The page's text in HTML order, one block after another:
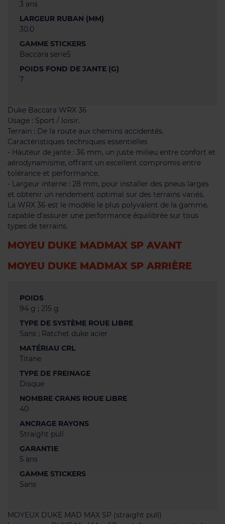
3 ans
LARGEUR RUBAN (MM)
30.0
GAMME STICKERS
Baccara serie5
POIDS FOND DE JANTE (G)
7
Duke Baccara WRX 36
Usage : Sport / loisir.
Terrain : De la route aux chemins accidentés.
Caractéristiques techniques essentielles
- Hauteur de jante : 36 mm, un juste milieu entre confort et
aérodynamisme, offrant un excellent compromis entre
tolérance et performance.
- Largeur interne : 28 mm, pour installer des pneus larges
et obtenir un rendement optimal sur des terrains variés.
La WRX 36 est le modèle le plus polyvalent de la gamme,
capable d’assurer une performance équilibrée sur tous
types de terrains.
MOYEU DUKE MADMAX SP AVANT
MOYEU DUKE MADMAX SP ARRIÈRE
POIDS
94 g ; 215 g
TYPE DE SYSTÈME ROUE LIBRE
Sans ; Ratchet duke acier
MATÉRIAU CRL
Titane
TYPE DE FREINAGE
Disque
NOMBRE CRANS ROUE LIBRE
40
ANCRAGE RAYONS
Straight pull
GARANTIE
5 ans
GAMME STICKERS
Sans
MOYEUX DUKE MAD MAX SP (straight pull)